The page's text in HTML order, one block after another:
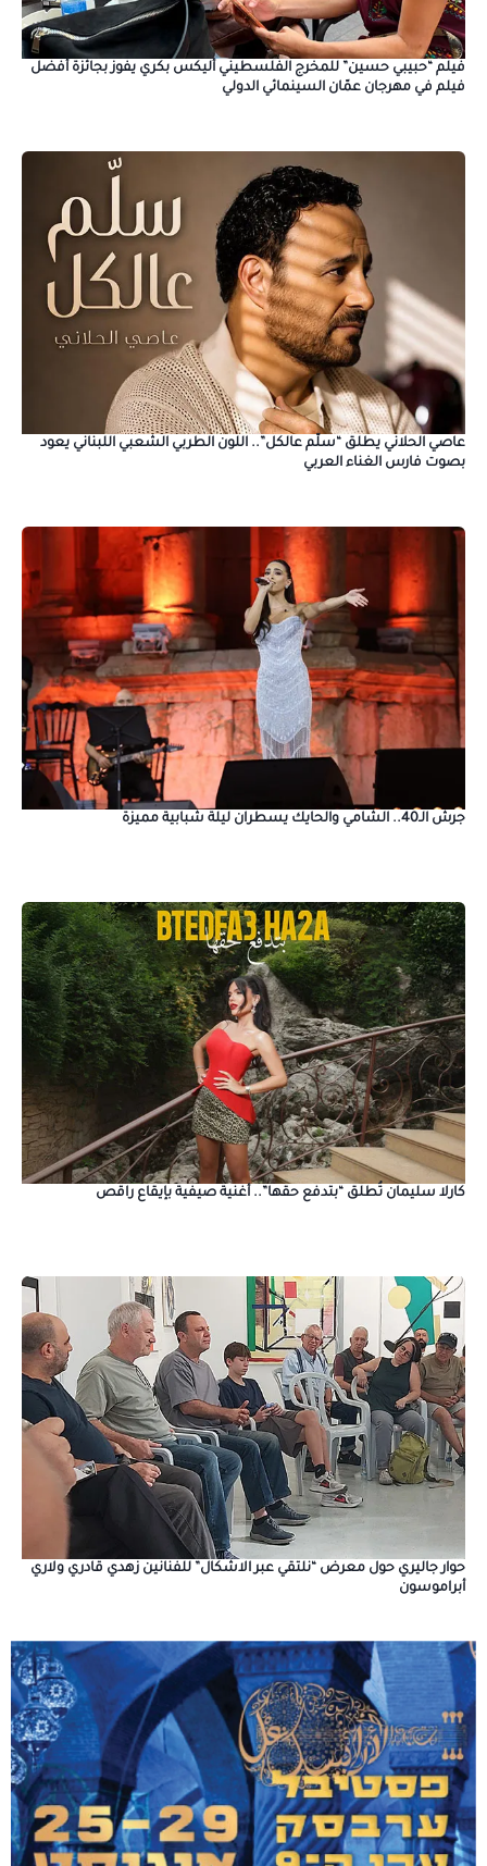
فيلم “حبيبي حسين” للمخرج الفلسطيني أليكس بكري يفوز بجائزة أفضل
فيلم في مهرجان عمّان السينمائي الدولي
عاصي الحلاني يطلق “سلّم عالكل”.. اللون الطربي الشعبي اللبناني يعود
بصوت فارس الغناء العربي
جرش الـ40.. الشامي والحايك يسطران ليلة شبابية مميزة
كارلا سليمان تُطلق “بتدفع حقها”.. أغنية صيفية بإيقاع راقص
حوار جاليري حول معرض “نلتقي عبر الاشكال” للفنانين زهدي قادري ولاري
أبراموسون